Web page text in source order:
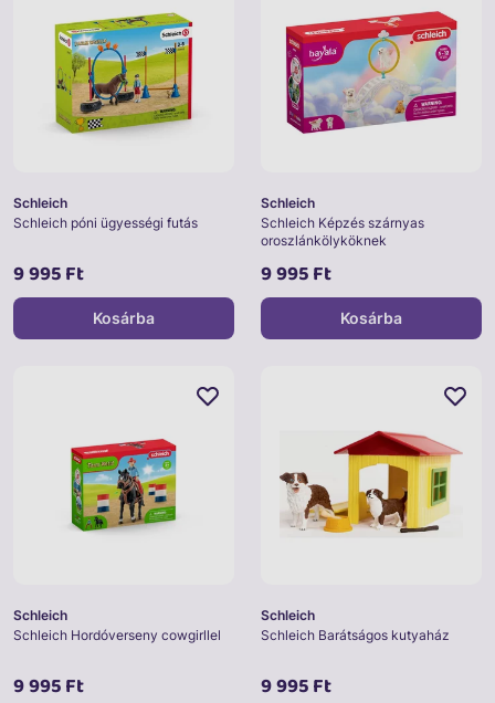
Schleich
Schleich póni ügyességi futás
9 995 Ft
Kosárba
Schleich
Schleich Képzés szárnyas
oroszlánkölyköknek
9 995 Ft
Kosárba
Schleich
Schleich Hordóverseny cowgirllel
9 995 Ft
Schleich
Schleich Barátságos kutyaház
9 995 Ft